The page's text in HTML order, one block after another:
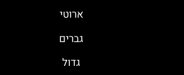
ארוטי
גברים
גדול